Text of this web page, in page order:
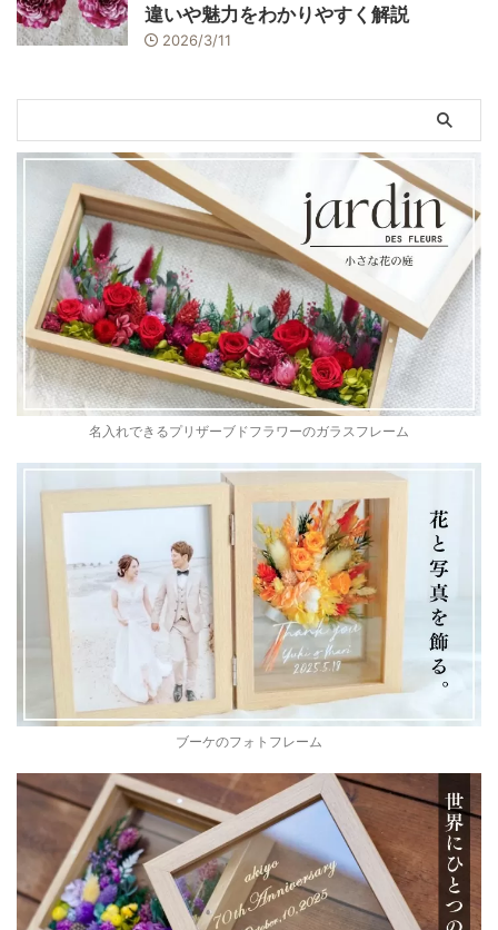
違いや魅力をわかりやすく解説
2026/3/11
名入れできるプリザーブドフラワーのガラスフレーム
ブーケのフォトフレーム